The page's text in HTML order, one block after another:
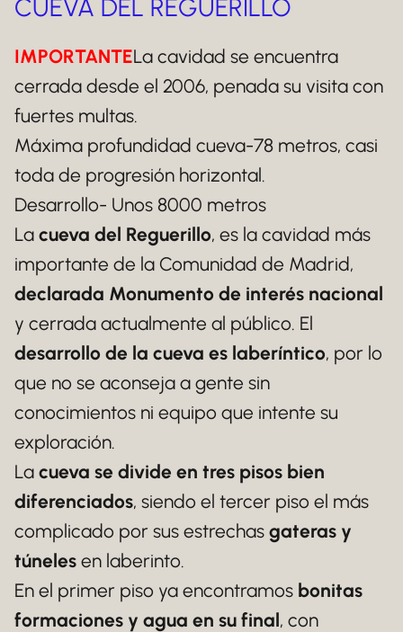
CUEVA DEL REGUERILLO
IMPORTANTELa cavidad se encuentra
cerrada desde el 2006, penada su visita con
fuertes multas.
Máxima profundidad cueva-78 metros, casi
toda de progresión horizontal.
Desarrollo- Unos 8000 metros
La cueva del Reguerillo, es la cavidad más
importante de la Comunidad de Madrid,
declarada Monumento de interés nacional
y cerrada actualmente al público. El
desarrollo de la cueva es laberíntico, por lo
que no se aconseja a gente sin
conocimientos ni equipo que intente su
exploración.
La cueva se divide en tres pisos bien
diferenciados, siendo el tercer piso el más
complicado por sus estrechas gateras y
túneles en laberinto.
En el primer piso ya encontramos bonitas
formaciones y agua en su final, con